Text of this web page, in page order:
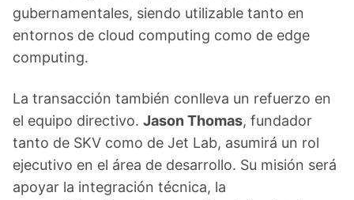
gubernamentales, siendo utilizable tanto en
entornos de cloud computing como de edge
computing.
La transacción también conlleva un refuerzo en
el equipo directivo. Jason Thomas, fundador
tanto de SKV como de Jet Lab, asumirá un rol
ejecutivo en el área de desarrollo. Su misión será
apoyar la integración técnica, la